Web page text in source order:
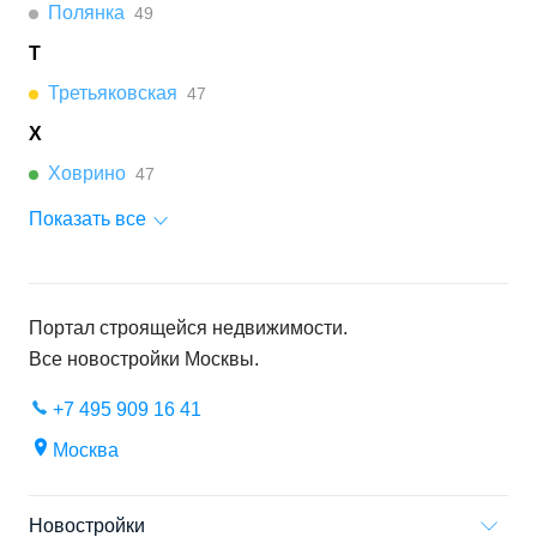
Полянка 49
Т
Третьяковская 47
Х
Ховрино 47
Показать все
Портал строящейся недвижимости.
Все новостройки Москвы.
+7 495 909 16 41
Москва
Новостройки